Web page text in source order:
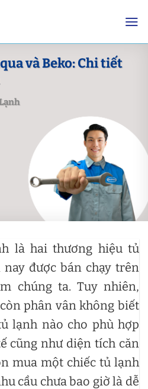
và Beko: Chi tiết
là hai thương hiệu tủ
được bán chạy trên
chúng ta. Tuy nhiên,
phân vân không biết
lạnh nào cho phù hợp
cũng như diện tích căn
mua một chiếc tủ lạnh
cầu chưa bao giờ là dễ